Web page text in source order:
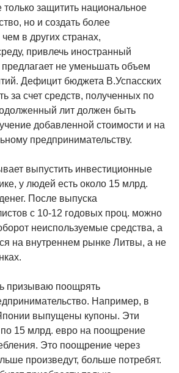
защитить национальное
но и создать более
в других странах,
привлечь иностранный
не уменьшать объем
Дефицит бюджета В.Успасских
за счет средств, полученных по
лит должен быть
добавленной стоимости и на
предпринимательству.
выпустить инвестиционные
у людей есть около 15 млрд.
После выпуска
с 10-12 годовых проц. можно
неиспользуемые средства, а
на внутреннем рынке Литвы, а не
призываю поощрять
Например, в
выпущены купоны. Эти
15 млрд. евро на поощрение
Это поощрение через
произведут, больше потребят.